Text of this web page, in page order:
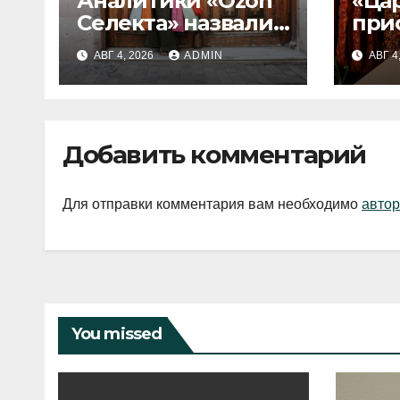
Селекта» назвали
fashion-тренды
2026 года
АВГ 4, 2026 ADMIN АВГ
Добавить комментарий
Для отправки комментария вам необходимо
You missed